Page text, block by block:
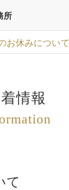
所
お休みについて
情報
て